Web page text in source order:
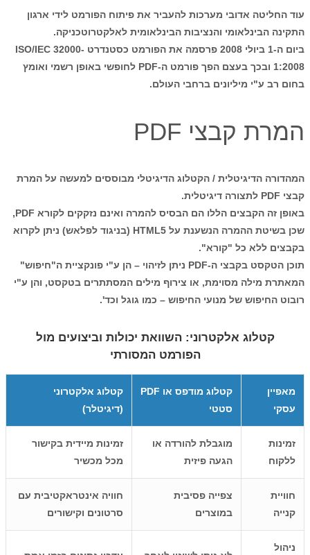
עוד החליטה אדובי מערכות להעביר את פיתוח הפורמט לידי ארגון
התקינה הבינלאומי והנציבות הבינלאומית לאלקטרוטכניקה.
ביום ה-1 ביולי 2008 פרסמה את הפורמט כסטנדרט ISO/IEC 32000-
1:2008 ובכך בעצם הפך פורמט ה-PDF לחופשי באופן רשמי ואומץ
בחום רב ע"י מיליונים ברחבי העולם.
המרת קבצי PDF
המהדורה הדיגיטלית / הקטלוג הדיגיטלי מבוססים למעשה על המרת
קבצי PDF לתצורה דיגיטלית.
באופן זה הקבצים הללו הם הבסיס להמרה ואינם נזקקים לקורא PDF,
שכן בשיטת ההמרה הנשענת על HTML5 (בניגוד לפלאש) ניתן לקרוא
בקבצים ללא כל "קורא".
תוכן הטקסט בקבצי ה-PDF ניתן לזיהוי – הן ע"י פונקציית ה"חיפוש"
המאתרת מילה מסוימת, או צירוף מילים המסתתרים בטקסט, והן ע"י
רובוט החיפוש של מנועי החיפוש – כמו גוגל וכד'.
קטלוג אלקטרוני: השוואת יכולות וביצועים מול
הפורמט המסורתי
מאפיין
עסקי
קטלוג מודפס או PDF
סטטי
קטלוג אלקטרוני
(דיגיטלר)
זמינות
ללקוח
מוגבלת להורדה או
הגעה פיזית
זמינות מיידית בקישור
מכל מכשיר
חוויית
קנייה
צפייה פסיבית
במוצרים
חוויה אינטראקטיבית עם
סרטונים וקישורים
ניהול